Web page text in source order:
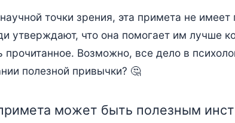
точки зрения, эта примета не
утверждают, что она помогает им лучше
прочитанное. Возможно, все дело в
полезной привычки? 🤔
может быть полезным